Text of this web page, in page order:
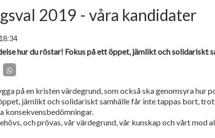
2019 - våra kandidater
hur du röstar! Fokus på ett öppet, jämlikt och solidariskt
på en kristen värdegrund, som också ska genomsyra hur
jämlikt och solidariskt samhälle får inte tappas bort,
konsekvensbedömningar.
och prövas, vår värdegrund, vår kunskap och vårt mod